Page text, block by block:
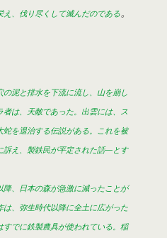
、伐り尽くして滅んだのである。
泥と排水を下流に流し、山を崩し
は、天敵であった。出雲には、ス
蛇を退治する伝説がある。これを被
訴え、製鉄民が平定された話―とす
、日本の森が急激に減ったことが
、弥生時代以降に全土に広がった
でに鉄製農具が使われている。稲